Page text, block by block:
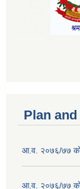
Plan
आ.व. २०७६/७७ को
आ.व. २०७६/७७ को